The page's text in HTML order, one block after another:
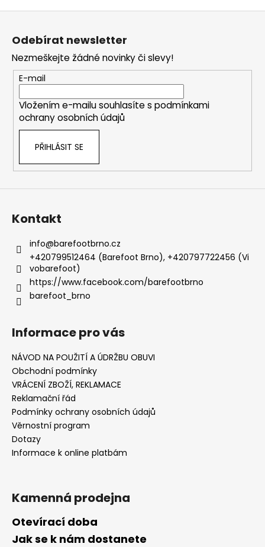
Z
Odebírat newsletter
Nezmeškejte žádné novinky či slevy!
E-mail
Vložením e-mailu souhlasíte s podmínkami
ochrany osobních údajů
PŘIHLÁSIT SE
Kontakt
info@barefootbrno.cz
+420799512464 (Barefoot Brno), +420797722456 (Vi
vobarefoot)
https://www.facebook.com/barefootbrno
barefoot_brno
Informace pro vás
NÁVOD NA POUŽITÍ A ÚDRŽBU OBUVI
Obchodní podmínky
VRÁCENÍ ZBOŽÍ, REKLAMACE
Reklamační řád
Podmínky ochrany osobních údajů
Věrnostní program
Dotazy
Informace k online platbám
Kamenná prodejna
Otevírací doba
Jak se k nám dostanete